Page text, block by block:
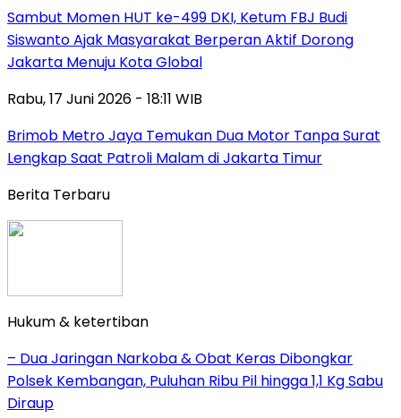
Sambut Momen HUT ke-499 DKI, Ketum FBJ Budi
Siswanto Ajak Masyarakat Berperan Aktif Dorong
Jakarta Menuju Kota Global
Rabu, 17 Juni 2026 - 18:11 WIB
Brimob Metro Jaya Temukan Dua Motor Tanpa Surat
Lengkap Saat Patroli Malam di Jakarta Timur
Berita Terbaru
Hukum & ketertiban
– Dua Jaringan Narkoba & Obat Keras Dibongkar
Polsek Kembangan, Puluhan Ribu Pil hingga 1,1 Kg Sabu
Diraup